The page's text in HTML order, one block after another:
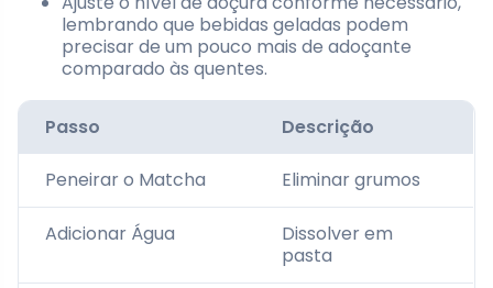
lembrando que bebidas geladas podem
precisar de um pouco mais de adoçante
comparado às quentes.
Passo Descrição
Peneirar o Matcha Eliminar grumos
Adicionar Água
Dissolver em
pasta